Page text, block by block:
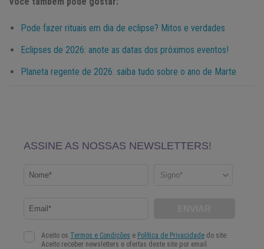
Pode fazer rituais em dia de eclipse? Mitos e verdades
Eclipses de 2026: anote as datas dos próximos eventos!
Planeta regente de 2026: saiba tudo sobre o ano de Marte